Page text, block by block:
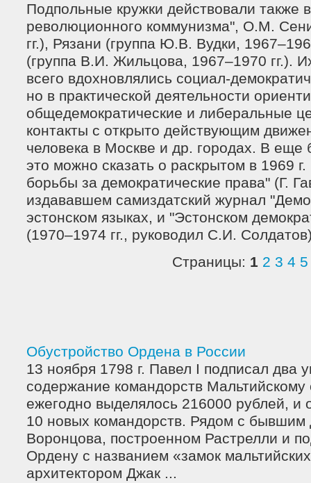
Подпольные кружки действовали также
революционного коммунизма", О.М.
гг.), Рязани (группа Ю.В. Вудки,
(группа В.И. Жильцова, 1967–1970 гг.).
всего вдохновлялись социал-
но в практической деятельности
общедемократические и либеральные
контакты с открыто действующим
человека в Москве и др. городах. В еще
это можно сказать о раскрытом в 1969
борьбы за демократические права" (Г.
издававшем самиздатский журнал
эстонском языках, и "Эстонском
(1970–1974 гг., руководил С.И.
Страницы: 1 2 3 4 5
Обустройство Ордена в России
13 ноября 1798 г. Павел I подписал два
содержание командорств Мальтийскому
ежегодно выделялось 216000 рублей, и
10 новых командорств. Рядом с
Воронцова, построенном Растрелли и
Ордену с названием «замок
архитектором Джак ...